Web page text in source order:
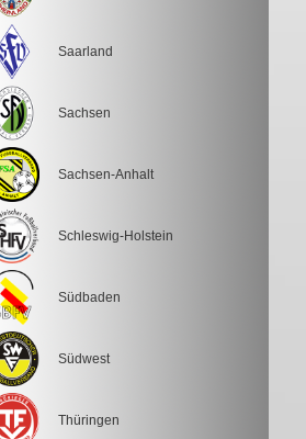
Saarland
Sachsen
Sachsen-Anhalt
Schleswig-Holstein
Südbaden
Südwest
Thüringen